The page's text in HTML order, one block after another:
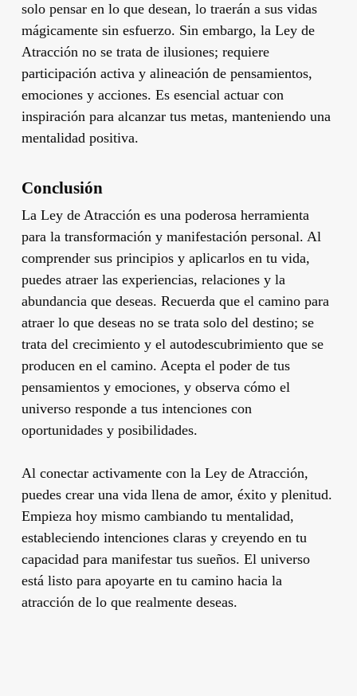
solo pensar en lo que desean, lo traerán a sus vidas
mágicamente sin esfuerzo. Sin embargo, la Ley de
Atracción no se trata de ilusiones; requiere
participación activa y alineación de pensamientos,
emociones y acciones. Es esencial actuar con
inspiración para alcanzar tus metas, manteniendo una
mentalidad positiva.
Conclusión
La Ley de Atracción es una poderosa herramienta
para la transformación y manifestación personal. Al
comprender sus principios y aplicarlos en tu vida,
puedes atraer las experiencias, relaciones y la
abundancia que deseas. Recuerda que el camino para
atraer lo que deseas no se trata solo del destino; se
trata del crecimiento y el autodescubrimiento que se
producen en el camino. Acepta el poder de tus
pensamientos y emociones, y observa cómo el
universo responde a tus intenciones con
oportunidades y posibilidades.
Al conectar activamente con la Ley de Atracción,
puedes crear una vida llena de amor, éxito y plenitud.
Empieza hoy mismo cambiando tu mentalidad,
estableciendo intenciones claras y creyendo en tu
capacidad para manifestar tus sueños. El universo
está listo para apoyarte en tu camino hacia la
atracción de lo que realmente deseas.